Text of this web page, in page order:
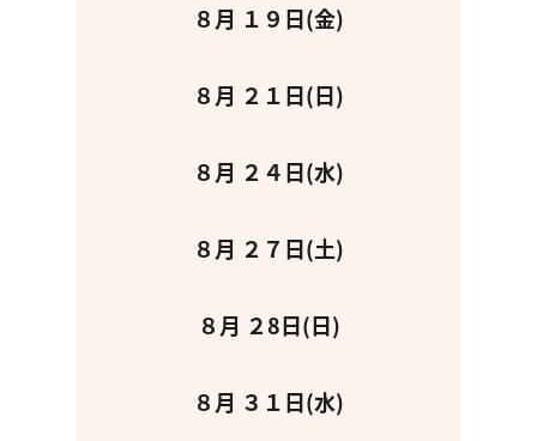
８月 １９日(金)
８月 ２１日(日)
８月 ２４日(水)
８月 ２７日(土)
８月 ２8日(日)
８月 ３１日(水)